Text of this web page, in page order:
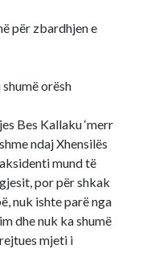
për zbardhjen e
orësh
Bes Kallaku ‘merr
ndaj Xhensilës
mund të
por për shkak
nuk ishte parë nga
dhe nuk ka shumë
mjeti i